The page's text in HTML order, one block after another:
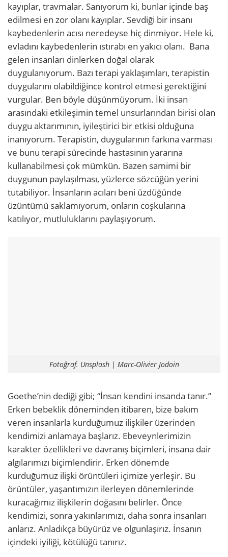
kayıplar, travmalar. Sanıyorum ki, bunlar içinde baş
edilmesi en zor olanı kayıplar. Sevdiği bir insanı
kaybedenlerin acısı neredeyse hiç dinmiyor. Hele ki,
evladını kaybedenlerin ıstırabı en yakıcı olanı. Bana
gelen insanları dinlerken doğal olarak
duygulanıyorum. Bazı terapi yaklaşımları, terapistin
duygularını olabildiğince kontrol etmesi gerektiğini
vurgular. Ben böyle düşünmüyorum. İki insan
arasındaki etkileşimin temel unsurlarından birisi olan
duygu aktarımının, iyileştirici bir etkisi olduğuna
inanıyorum. Terapistin, duygularının farkına varması
ve bunu terapi sürecinde hastasının yararına
kullanabilmesi çok mümkün. Bazen samimi bir
duygunun paylaşılması, yüzlerce sözcüğün yerini
tutabiliyor. İnsanların acıları beni üzdüğünde
üzüntümü saklamıyorum, onların coşkularına
katılıyor, mutluluklarını paylaşıyorum.
Fotoğraf. Unsplash | Marc-Olivier Jodoin
Goethe’nin dediği gibi; “İnsan kendini insanda tanır.”
Erken bebeklik döneminden itibaren, bize bakım
veren insanlarla kurduğumuz ilişkiler üzerinden
kendimizi anlamaya başlarız. Ebeveynlerimizin
karakter özellikleri ve davranış biçimleri, insana dair
algılarımızı biçimlendirir. Erken dönemde
kurduğumuz ilişki örüntüleri içimize yerleşir. Bu
örüntüler, yaşantımızın ilerleyen dönemlerinde
kuracağımız ilişkilerin doğasını belirler. Önce
kendimizi, sonra yakınlarımızı, daha sonra insanları
anlarız. Anladıkça büyürüz ve olgunlaşırız. İnsanın
içindeki iyiliği, kötülüğü tanırız.